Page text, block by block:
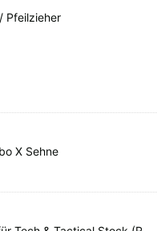
Pfeilzieher
X Sehne